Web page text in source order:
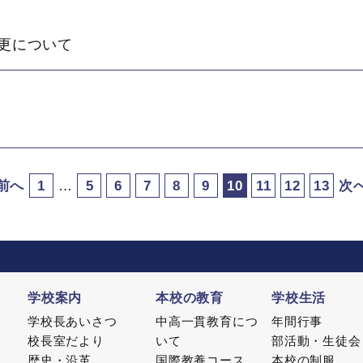
について
へ 1 … 5 6 7 8 9 10 11 12 13 次
学校案内
学校長あいさつ
校長室だより
本校の教育
中高一貫教育につ
いて
学校生活
年間行事
部活動・生徒会